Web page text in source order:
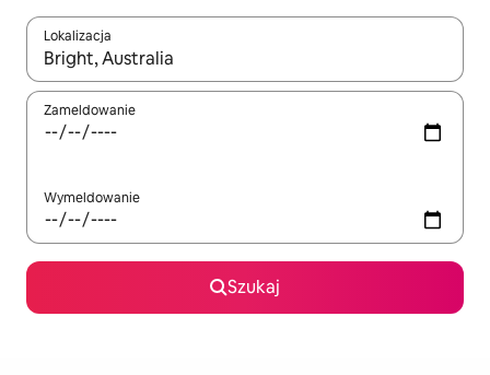
Lokalizacja
Gdy wyniki będą dostępne, możesz poruszać się po nich za
Zameldowanie
Wymeldowanie
Szukaj